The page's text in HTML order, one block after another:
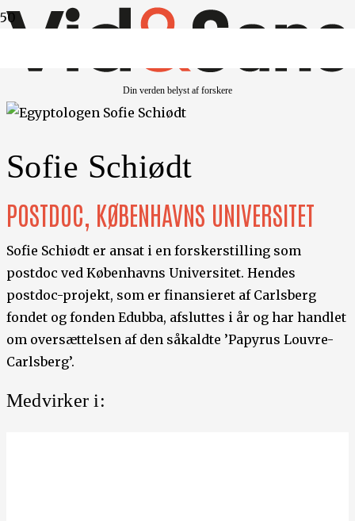
Din verden belyst af forskere
Sofie Schiødt
POSTDOC, KØBENHAVNS UNIVERSITET
Sofie Schiødt er ansat i en forskerstilling som
postdoc ved Københavns Universitet. Hendes
postdoc-projekt, som er finansieret af Carlsberg
fondet og fonden Edubba, afsluttes i år og har handlet
om oversættelsen af den såkaldte ’Papyrus Louvre-
Carlsberg’.
Medvirker i: